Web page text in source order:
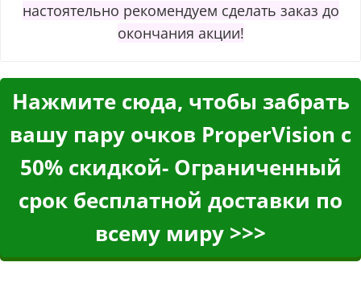
настоятельно рекомендуем сделать заказ до
окончания акции!
Нажмите сюда, чтобы забрать
вашу пару очков ProperVision с
50% скидкой- Ограниченный
срок бесплатной доставки по
всему миру >>>